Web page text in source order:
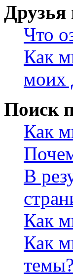
Друзья
Что
Как
моих
Поиск
Как
В
Как
Как
темы?